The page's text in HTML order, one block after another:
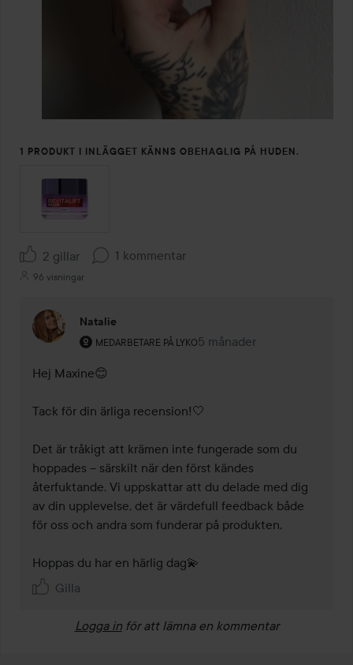
1 PRODUKT I INLÄGGET KÄNNS OBEHAGLIG PÅ HUDEN.
2 gillar 1 kommentar
96 visningar
Natalie
MEDARBETARE PÅ LYKO
Användarens roll: Medarbetare på Lyko.
5 månader
Kommentaren lades 5
Hej Maxine😊
Tack för din ärliga recension!🤍
Det är tråkigt att krämen inte fungerade som du
hoppades – särskilt när den först kändes
återfuktande. Vi uppskattar att du delade med dig
av din upplevelse, det är värdefull feedback både
för oss och andra som funderar på produkten.
Hoppas du har en härlig dag💫
Gilla
Logga in för att lämna en kommentar